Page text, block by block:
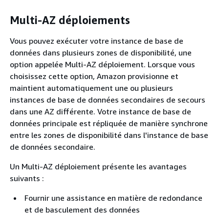
Multi-AZ déploiements
Vous pouvez exécuter votre instance de base de
données dans plusieurs zones de disponibilité, une
option appelée Multi-AZ déploiement. Lorsque vous
choisissez cette option, Amazon provisionne et
maintient automatiquement une ou plusieurs
instances de base de données secondaires de secours
dans une AZ différente. Votre instance de base de
données principale est répliquée de manière synchrone
entre les zones de disponibilité dans l'instance de base
de données secondaire.
Un Multi-AZ déploiement présente les avantages
suivants :
Fournir une assistance en matière de redondance
et de basculement des données